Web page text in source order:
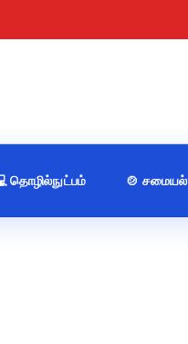
தொழில்நுட்பம் 🍲 சமையல்